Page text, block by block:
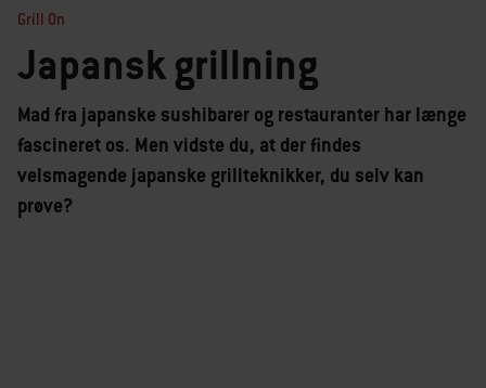
Grill On
Japansk grillning
Mad fra japanske sushibarer og restauranter har længe
fascineret os. Men vidste du, at der findes
velsmagende japanske grillteknikker, du selv kan
prøve?